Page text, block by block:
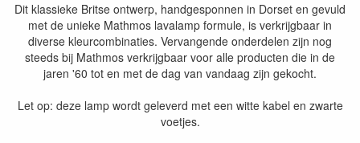
Dit klassieke Britse ontwerp, handgesponnen in Dorset en gevuld
met de unieke Mathmos lavalamp formule, is verkrijgbaar in
diverse kleurcombinaties. Vervangende onderdelen zijn nog
steeds bij Mathmos verkrijgbaar voor alle producten die in de
jaren '60 tot en met de dag van vandaag zijn gekocht.
Let op: deze lamp wordt geleverd met een witte kabel en zwarte
voetjes.